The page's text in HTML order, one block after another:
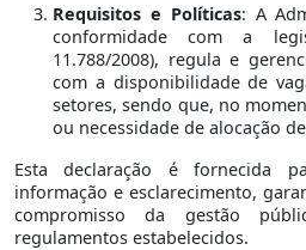
Requisitos e Políticas: A
conformidade com a
11.788/2008), regula e
com a disponibilidade de
setores, sendo que, no
ou necessidade de alocação
Esta declaração é fornecida
informação e esclarecimento,
compromisso da gestão
regulamentos estabelecidos.